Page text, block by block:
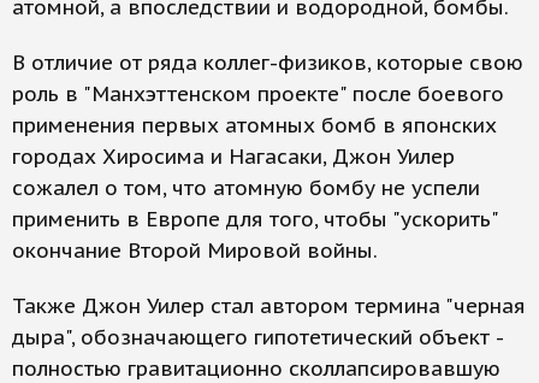
атомной, а впоследствии и водородной, бомбы.
В отличие от ряда коллег-физиков, которые свою
роль в "Манхэттенском проекте" после боевого
применения первых атомных бомб в японских
городах Хиросима и Нагасаки, Джон Уилер
сожалел о том, что атомную бомбу не успели
применить в Европе для того, чтобы "ускорить"
окончание Второй Мировой войны.
Также Джон Уилер стал автором термина "черная
дыра", обозначающего гипотетический объект -
полностью гравитационно сколлапсировавшую